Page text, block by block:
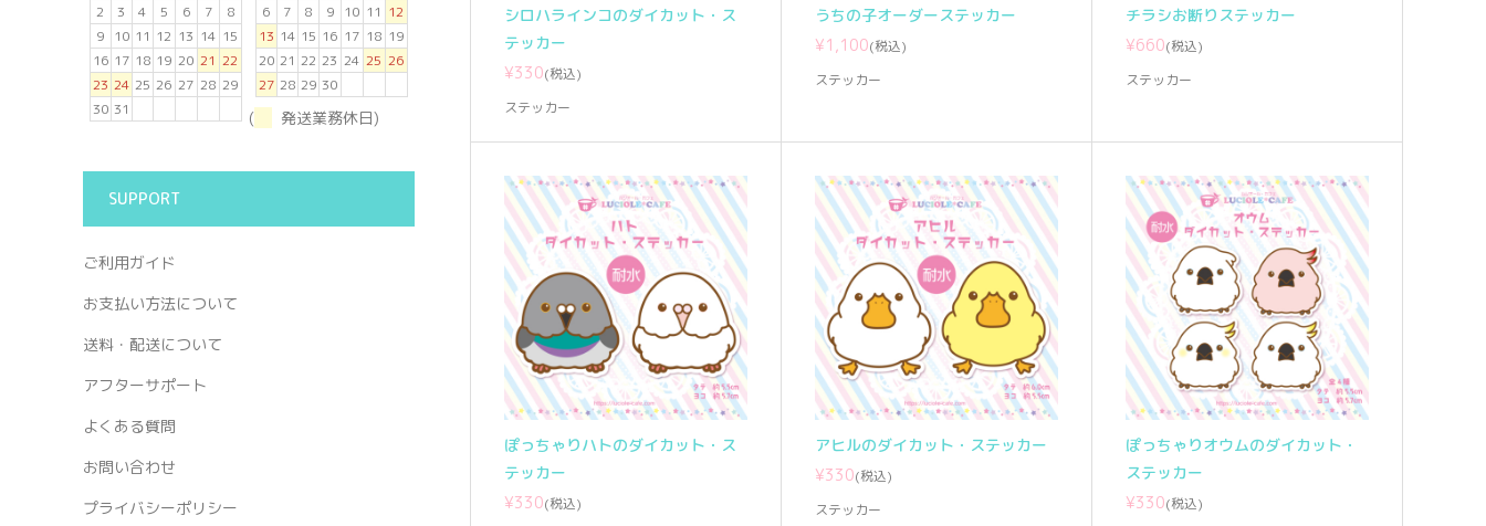
シロハラインコのダイカット・ス
テッカー
¥330(税込)
ステッカー
うちの子オーダーステッカー
¥1,100(税込)
ステッカー
チラシお断りステッカー
¥660(税込)
ステッカー
ぽっちゃりハトのダイカット・ス
テッカー
¥330(税込)
アヒルのダイカット・ステッカー
¥330(税込)
ステッカー
ぽっちゃりオウムのダイカット・
ステッカー
¥330(税込)
2
3 4 5 6 7
8
9 10 11 12 13 14 15
16 17 18 19 20 21 22
23 24 25 26 27 28 29
30 31
6
7 8 9 10 11 12
13 14 15 16 17 18 19
20 21 22 23 24 25 26
27 28 29 30
( 発送業務休日)
SUPPORT
ご利用ガイド
お支払い方法について
送料・配送について
アフターサポート
よくある質問
お問い合わせ
プライバシーポリシー